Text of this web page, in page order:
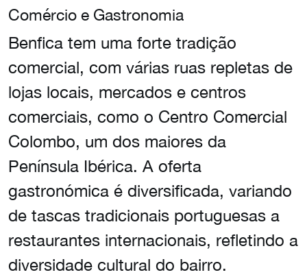
Comércio e Gastronomia
Benfica tem uma forte tradição
comercial, com várias ruas repletas de
lojas locais, mercados e centros
comerciais, como o Centro Comercial
Colombo, um dos maiores da
Península Ibérica. A oferta
gastronómica é diversificada, variando
de tascas tradicionais portuguesas a
restaurantes internacionais, refletindo a
diversidade cultural do bairro.